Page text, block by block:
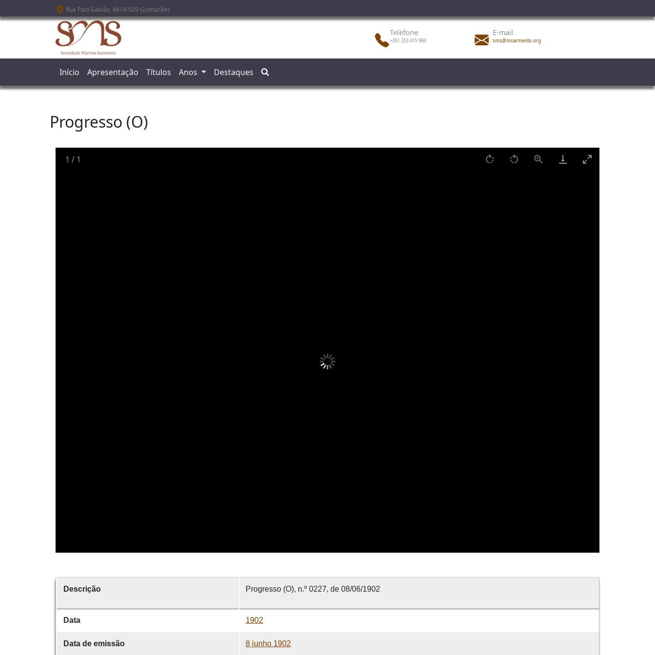
Passar para o conteúdo principal
Rua Paio Galvão, 4814-509 Guimarães
Telefone
+351 253 415 969
E-mail
sms@msarmento.org
Início Apresentação Títulos Anos Destaques
Progresso (O)
1 / 1
Descrição Progresso (O), n.º 0227, de 08/06/1902
Data 1902
Data de emissão 8 junho 1902